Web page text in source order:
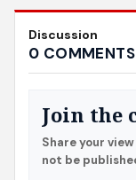
Discussion
0 COMMENTS
Join the
Share your
not be